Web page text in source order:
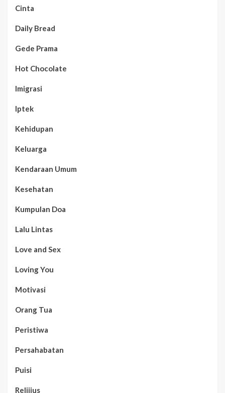
Cinta
Daily Bread
Gede Prama
Hot Chocolate
Imigrasi
Iptek
Kehidupan
Keluarga
Kendaraan Umum
Kesehatan
Kumpulan Doa
Lalu Lintas
Love and Sex
Loving You
Motivasi
Orang Tua
Peristiwa
Persahabatan
Puisi
Relijius